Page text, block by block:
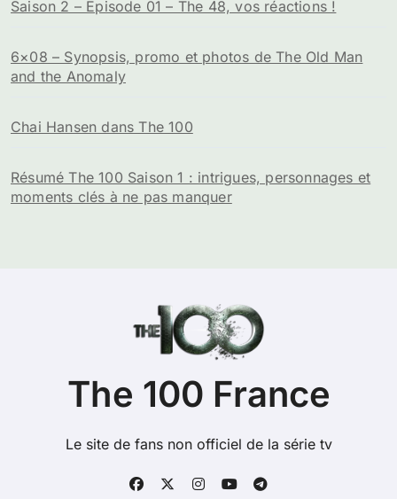
Saison 2 – Episode 01 – The 48, vos réactions !
6×08 – Synopsis, promo et photos de The Old Man
and the Anomaly
Chai Hansen dans The 100
Résumé The 100 Saison 1 : intrigues, personnages et
moments clés à ne pas manquer
The 100 France
Le site de fans non officiel de la série tv